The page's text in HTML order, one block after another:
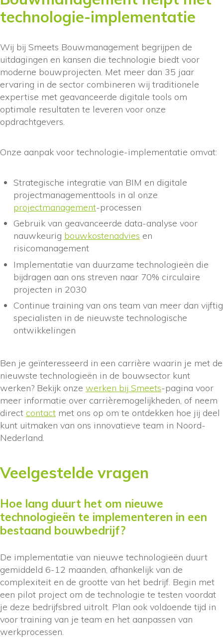
technologie-implementatie
Wij bij Smeets Bouwmanagement begrijpen de
uitdagingen en kansen die technologie biedt voor
moderne bouwprojecten. Met meer dan 35 jaar
ervaring in de sector combineren wij traditionele
expertise met geavanceerde digitale tools om
optimale resultaten te leveren voor onze
opdrachtgevers.
Onze aanpak voor technologie-implementatie omvat:
Strategische integratie van BIM en digitale
projectmanagementtools in al onze
projectmanagement-processen
Gebruik van geavanceerde data-analyse voor
nauwkeurig bouwkostenadvies en
risicomanagement
Implementatie van duurzame technologieën die
bijdragen aan ons streven naar 70% circulaire
projecten in 2030
Continue training van ons team van meer dan vijftig
specialisten in de nieuwste technologische
ontwikkelingen
Ben je geïnteresseerd in een carrière waarin je met de
nieuwste technologieën in de bouwsector kunt
werken? Bekijk onze werken bij Smeets-pagina voor
meer informatie over carrièremogelijkheden, of neem
direct contact met ons op om te ontdekken hoe jij deel
kunt uitmaken van ons innovatieve team in Noord-
Nederland.
Veelgestelde vragen
Hoe lang duurt het om nieuwe
technologieën te implementeren in een
bestaand bouwbedrijf?
De implementatie van nieuwe technologieën duurt
gemiddeld 6-12 maanden, afhankelijk van de
complexiteit en de grootte van het bedrijf. Begin met
een pilot project om de technologie te testen voordat
je deze bedrijfsbred uitrolt. Plan ook voldoende tijd in
voor training van je team en het aanpassen van
werkprocessen.